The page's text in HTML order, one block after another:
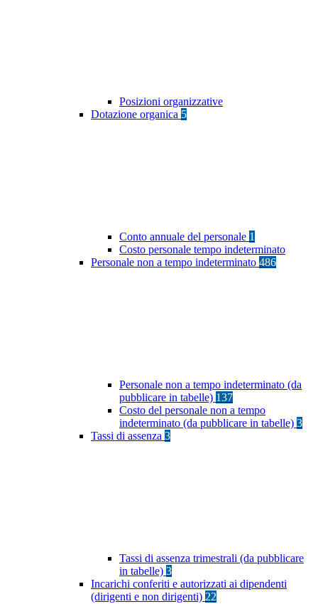
Posizioni organizzative
Dotazione organica 5
Conto annuale del personale 1
Costo personale tempo indeterminato
Personale non a tempo indeterminato 486
Personale non a tempo indeterminato (da
pubblicare in tabelle) 137
Costo del personale non a tempo
indeterminato (da pubblicare in tabelle) 3
Tassi di assenza 3
Tassi di assenza trimestrali (da pubblicare
in tabelle) 3
Incarichi conferiti e autorizzati ai dipendenti
(dirigenti e non dirigenti) 22